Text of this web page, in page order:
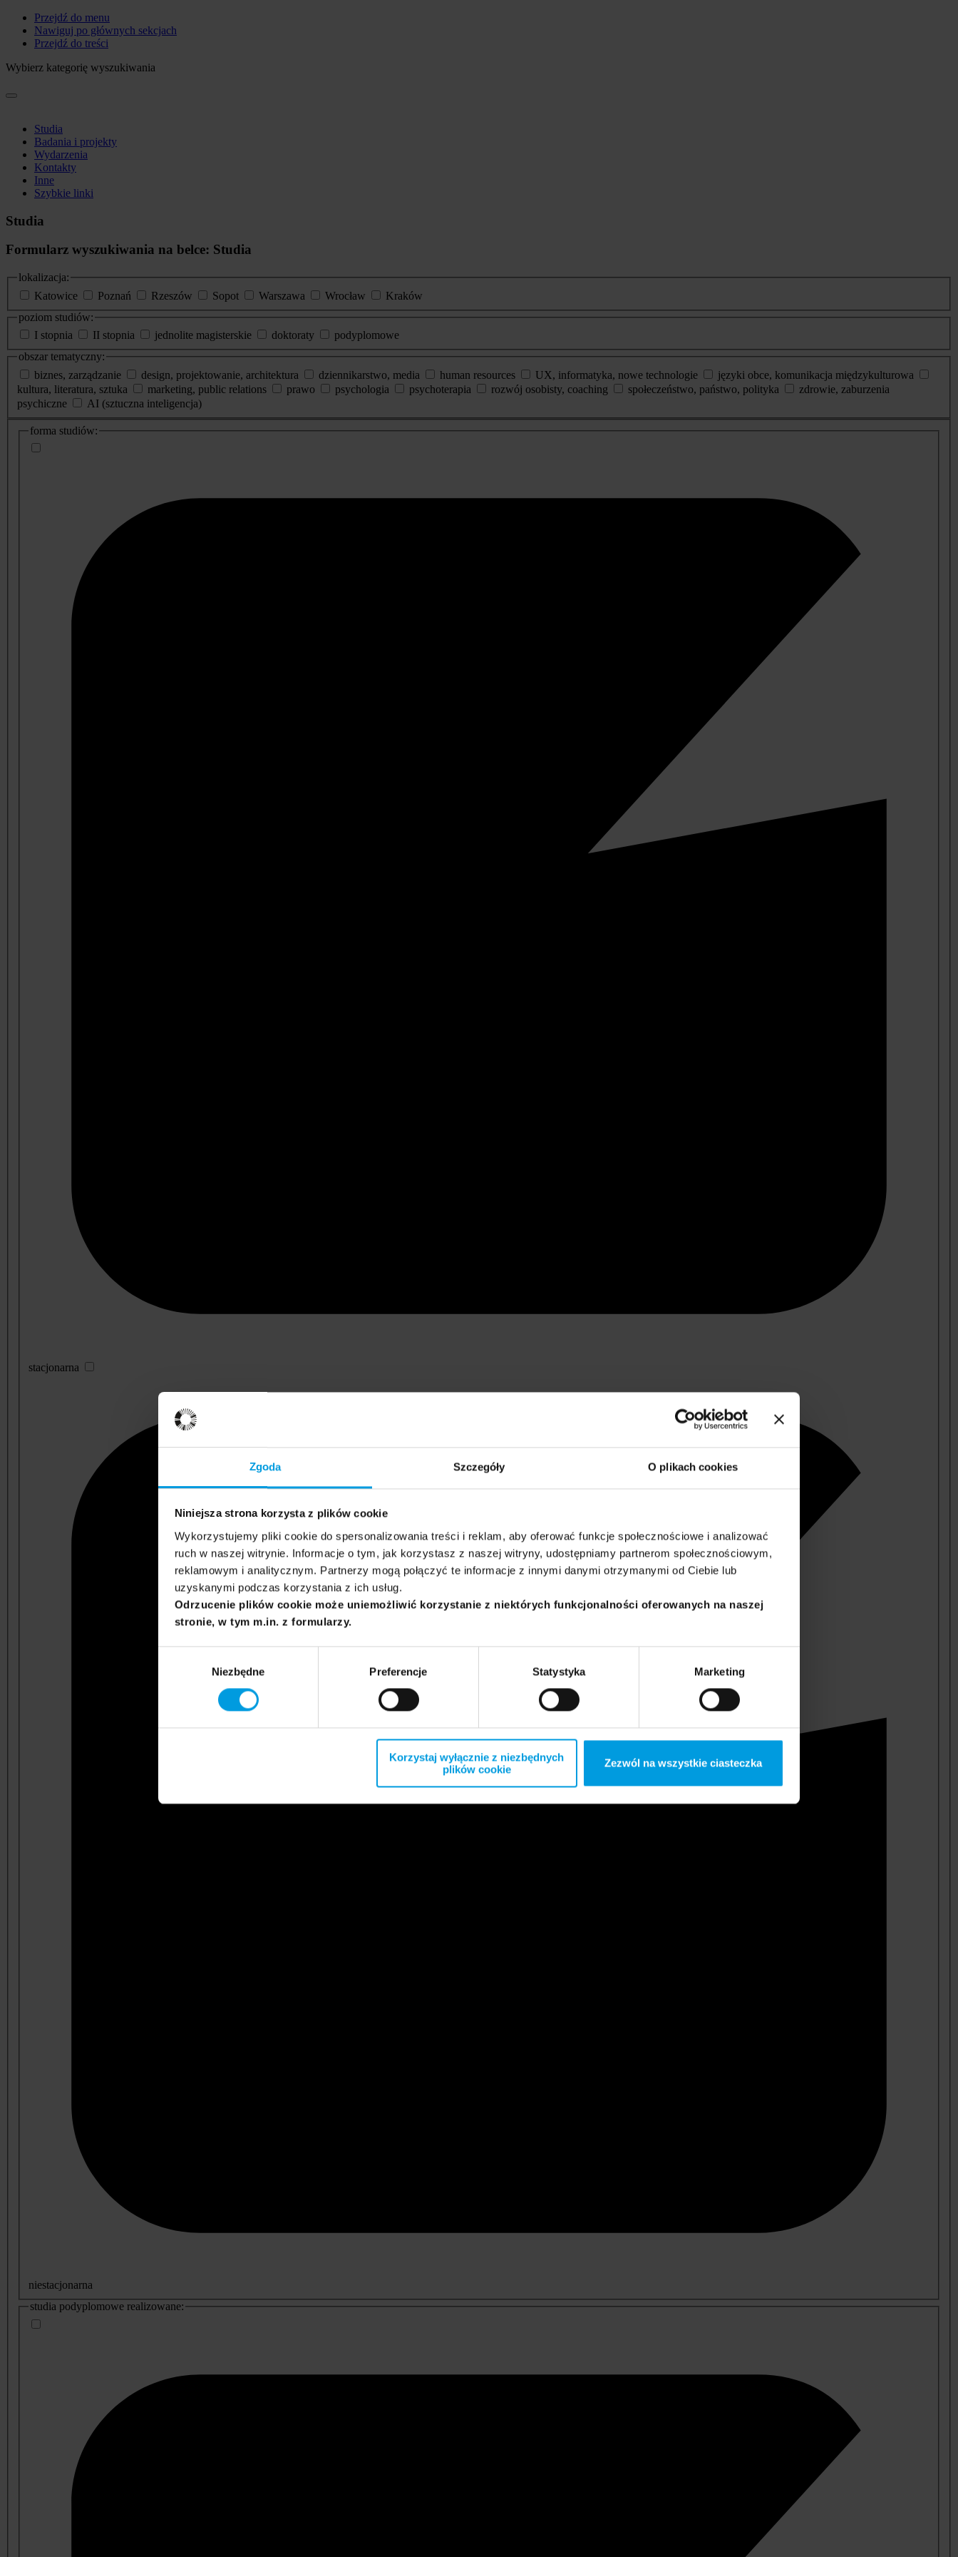
Zgoda Szczegóły O plikach cookies
Niniejsza strona korzysta z plików cookie
Wykorzystujemy pliki cookie do spersonalizowania treści i reklam, aby oferować funkcje społecznościowe i analizować
ruch w naszej witrynie. Informacje o tym, jak korzystasz z naszej witryny, udostępniamy partnerom społecznościowym,
reklamowym i analitycznym. Partnerzy mogą połączyć te informacje z innymi danymi otrzymanymi od Ciebie lub
uzyskanymi podczas korzystania z ich usług.
Odrzucenie plików cookie może uniemożliwić korzystanie z niektórych funkcjonalności oferowanych na naszej
stronie, w tym m.in. z formularzy.
Niezbędne Preferencje Statystyka Marketing
Korzystaj wyłącznie z niezbędnych
plików cookie
Zezwól na wszystkie ciasteczka
Przejdź do menu
Nawiguj po głównych sekcjach
Przejdź do treści
Wybierz kategorię wyszukiwania
Studia
Badania i projekty
Wydarzenia
Kontakty
Inne
Szybkie linki
Studia
Formularz wyszukiwania na belce: Studia
lokalizacja:
Katowice
Poznań Rzeszów Sopot Warszawa Wrocław
Kraków
poziom studiów:
I stopnia
II stopnia jednolite magisterskie doktoraty
podyplomowe
obszar tematyczny:
biznes, zarządzanie
design, projektowanie, architektura dziennikarstwo, media human resources UX, informatyka, nowe technologie
języki obce, komunikacja międzykulturowa
kultura, literatura, sztuka
marketing, public relations prawo psychologia psychoterapia rozwój osobisty, coaching społeczeństwo, państwo, polityka
zdrowie, zaburzenia
psychiczne
AI (sztuczna inteligencja)
dodatkowe
informacje
forma studiów:
stacjonarna
niestacjonarna
studia podyplomowe realizowane: